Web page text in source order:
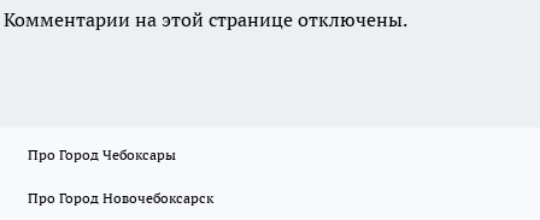
Комментарии на этой странице отключены.
Про Город Чебоксары
Про Город Новочебоксарск